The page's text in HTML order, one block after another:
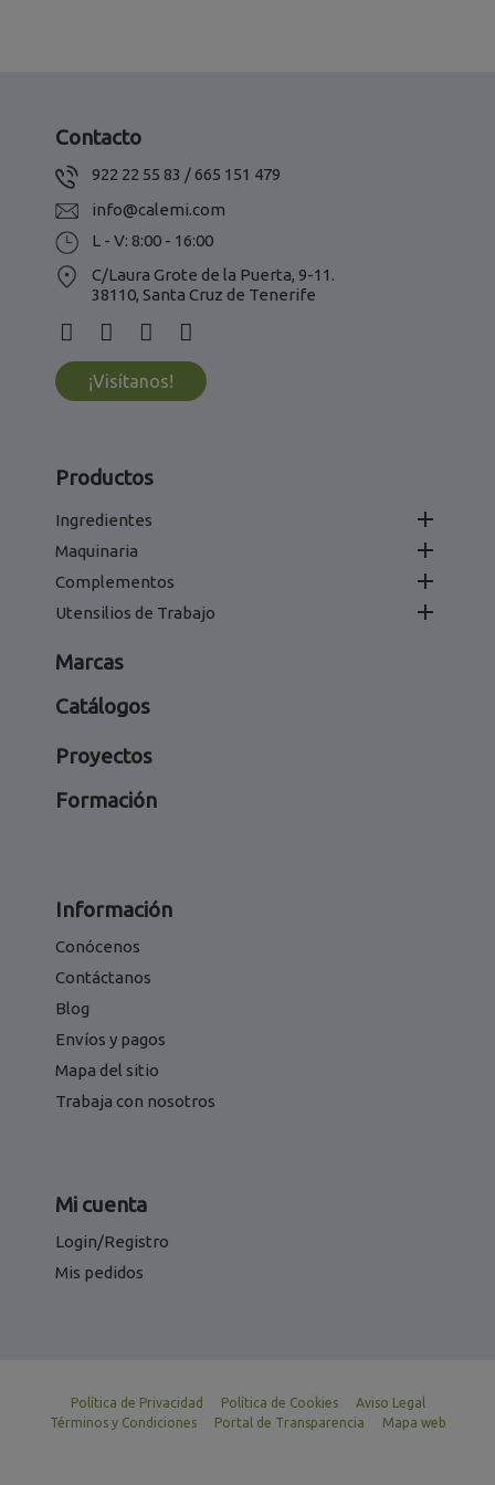
Contacto
922 22 55 83 / 665 151 479
info@calemi.com
L - V: 8:00 - 16:00
C/Laura Grote de la Puerta, 9-11.
38110, Santa Cruz de Tenerife
¡Visítanos!
Productos
Ingredientes 
Maquinaria 
Complementos 
Utensilios de Trabajo 
Marcas
Catálogos
Proyectos
Formación
Información
Conócenos
Contáctanos
Blog
Envíos y pagos
Mapa del sitio
Trabaja con nosotros
Mi cuenta
Login/Registro
Mis pedidos
Política de Privacidad Política de Cookies
Aviso Legal
Términos y Condiciones
Portal de Transparencia Mapa web